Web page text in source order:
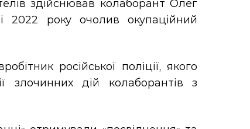
здійснював колаборант Олег
2022 року очолив окупаційний
російської поліції, якого
злочинних дій колаборантів з